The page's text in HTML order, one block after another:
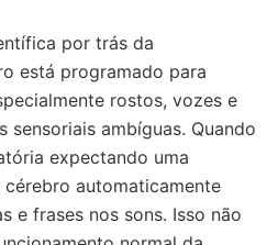
por trás da
está programado para
rostos, vozes e
sensoriais ambíguas. Quando
expectando uma
automaticamente
e frases nos sons. Isso não